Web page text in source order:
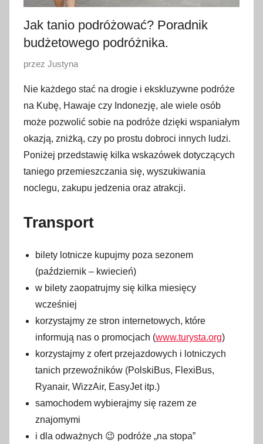
Jak tanio podróżować? Poradnik
budżetowego podróżnika.
O
u
b
l
i
k
o
w
n
g
2
8
przez Justyna
Nie każdego stać na drogie i ekskluzywne podróże
na Kubę, Hawaje czy Indonezję, ale wiele osób
może pozwolić sobie na podróże dzięki wspaniałym
okazją, zniżką, czy po prostu dobroci innych ludzi.
Poniżej przedstawię kilka wskazówek dotyczących
taniego przemieszczania się, wyszukiwania
noclegu, zakupu jedzenia oraz atrakcji.
Transport
bilety lotnicze kupujmy poza sezonem
(październik – kwiecień)
w bilety zaopatrujmy się kilka miesięcy
wcześniej
korzystajmy ze stron internetowych, które
informują nas o promocjach (www.turysta.org)
korzystajmy z ofert przejazdowych i lotniczych
tanich przewoźników (PolskiBus, FlexiBus,
Ryanair, WizzAir, EasyJet itp.)
samochodem wybierajmy się razem ze
znajomymi
i dla odważnych 😉 podróże „na stopa”